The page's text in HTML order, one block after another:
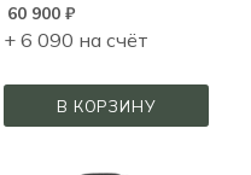
60 900₽
+ 6 090 на счёт
В КОРЗИНУ